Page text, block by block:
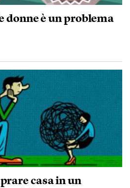
donne è un problema
casa in un